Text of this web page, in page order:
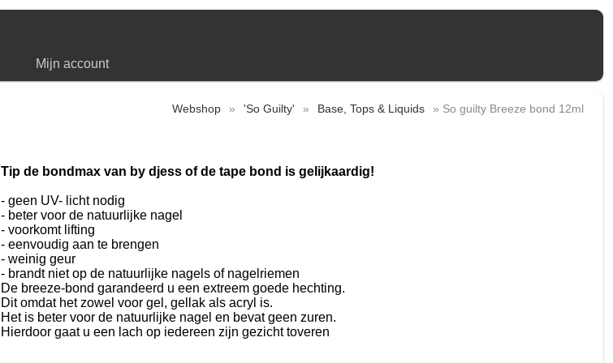
Mijn account
Webshop » 'So Guilty' » Base, Tops & Liquids » So guilty Breeze bond 12ml
Tip de bondmax van by djess of de tape bond is gelijkaardig!
- geen UV- licht nodig
- beter voor de natuurlijke nagel
- voorkomt lifting
- eenvoudig aan te brengen
- weinig geur
- brandt niet op de natuurlijke nagels of nagelriemen
De breeze-bond garandeerd u een extreem goede hechting.
Dit omdat het zowel voor gel, gellak als acryl is.
Het is beter voor de natuurlijke nagel en bevat geen zuren.
Hierdoor gaat u een lach op iedereen zijn gezicht toveren